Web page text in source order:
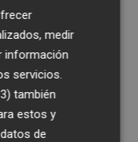
medir
información
servicios.
también
estos y
de